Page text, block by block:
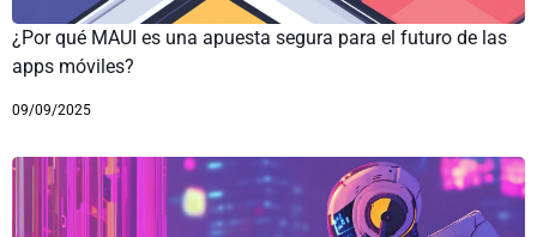
¿Por qué MAUI es una apuesta segura para el futuro de las
apps móviles?
09/09/2025